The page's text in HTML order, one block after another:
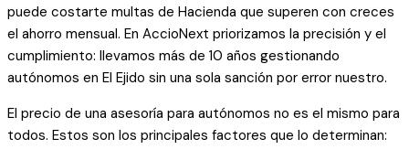
puede costarte multas de Hacienda que superen con creces
el ahorro mensual. En AccioNext priorizamos la precisión y el
cumplimiento: llevamos más de 10 años gestionando
autónomos en El Ejido sin una sola sanción por error nuestro.
El precio de una asesoría para autónomos no es el mismo para
todos. Estos son los principales factores que lo determinan: